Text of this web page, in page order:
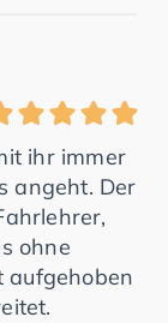
ihr immer
angeht. Der
ohne
aufgehoben